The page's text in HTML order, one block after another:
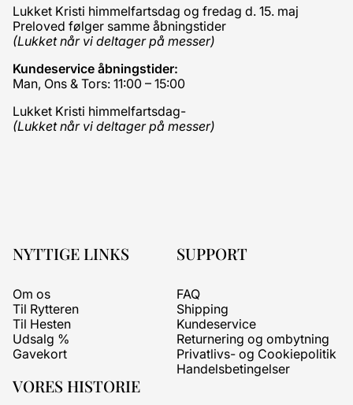
VORES HISTORIE
Lukket Kristi himmelfartsdag og fredag d. 15. maj
Preloved følger samme åbningstider
(Lukket når vi deltager på messer)
Kundeservice åbningstider:
Man, Ons & Tors: 11:00 – 15:00
Lukket Kristi himmelfartsdag-
(Lukket når vi deltager på messer)
NYTTIGE LINKS
Om os
Til Rytteren
Til Hesten
Udsalg %
Gavekort
SUPPORT
FAQ
Shipping
Kundeservice
Returnering og ombytning
Privatlivs- og Cookiepolitik
Handelsbetingelser